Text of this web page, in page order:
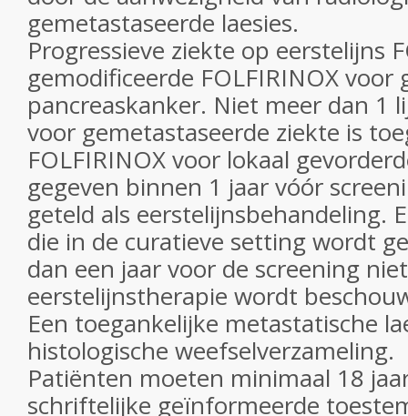
gemetastaseerde laesies.
Progressieve ziekte op eerstelijns
gemodificeerde FOLFIRINOX voor
pancreaskanker. Niet meer dan 1
voor gemetastaseerde ziekte is
FOLFIRINOX voor lokaal
gegeven binnen 1 jaar vóór
geteld als eerstelijnsbehandeling.
die in de curatieve setting wordt
dan een jaar voor de screening
eerstelijnstherapie wordt
Een toegankelijke metastatische
histologische weefselverzameling.
Patiënten moeten minimaal 18
schriftelijke geïnformeerde